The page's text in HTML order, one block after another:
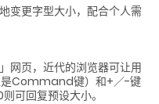
变更字型大小，配合个人需
网页，近代的浏览器可让用
Command键）和+／-键
可回复预设大小。